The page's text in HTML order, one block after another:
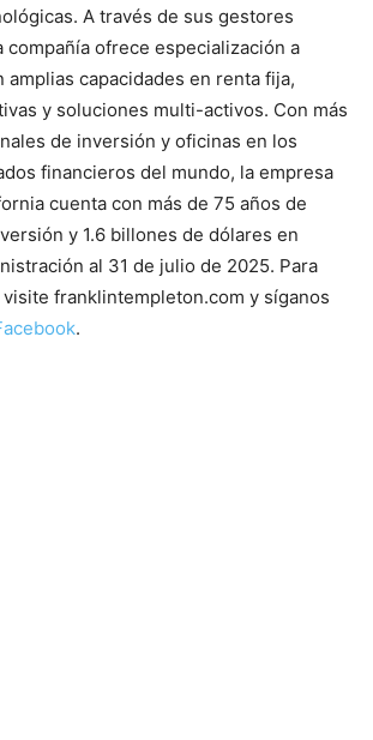
A través de sus gestores
compañía ofrece especialización a
amplias capacidades en renta fija,
y soluciones multi-activos. Con más
de inversión y oficinas en los
financieros del mundo, la empresa
cuenta con más de 75 años de
y 1.6 billones de dólares en
al 31 de julio de 2025. Para
franklintempleton.com y síganos
.